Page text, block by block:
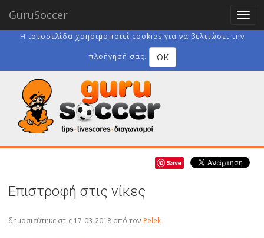
Η ιστοσελίδα χρησιμοποιεί cookies για να βελτιώσει την
πλοήγησή σας. OK
Save
Επιστροφή στις νίκες
δημοσιεύτηκε στις 17-03-2018 από τον Pelek
GuruSoccer